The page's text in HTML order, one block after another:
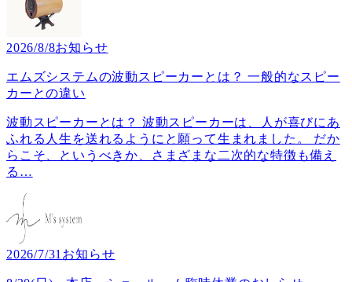
2026/8/8お知らせ
エムズシステムの波動スピーカーとは？ 一般的なスピー
カーとの違い
波動スピーカーとは？ 波動スピーカーは、人が喜びにあ
ふれる人生を送れるようにと願って生まれました。 だか
らこそ、というべきか、さまざまな二次的な特徴も備え
る …
2026/7/31お知らせ